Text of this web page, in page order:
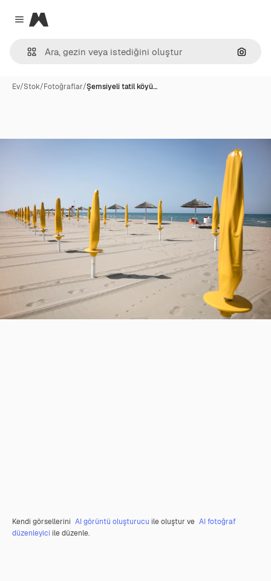
Close menu
Magnific
Ev/Stok/Fotoğraflar/Şemsiyeli tatil köyü…
Kendi görsellerini AI görüntü oluşturucu ile oluştur ve AI fotoğraf
düzenleyici ile düzenle.